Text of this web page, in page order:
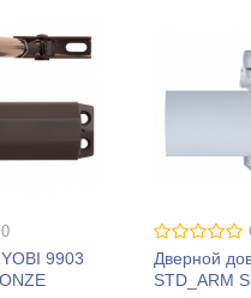
9903
Дверной
STD_ARM